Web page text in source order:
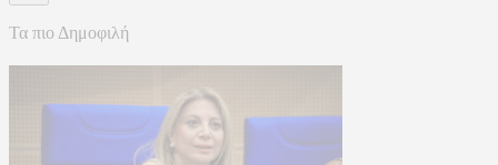
Τα πιο Δημοφιλή